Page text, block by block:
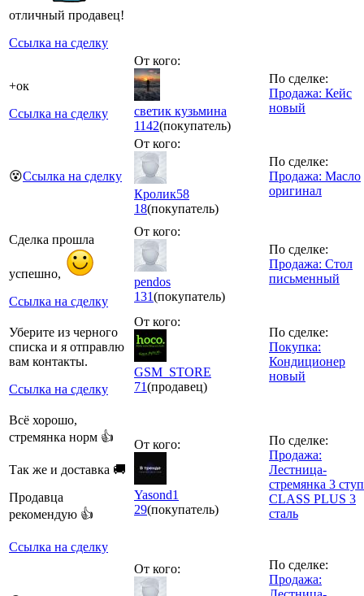
отличный продавец!
Ссылка на сделку
+ок
Ссылка на сделку
От кого:
светик кузьмина
1142(покупатель)
По сделке:
Продажа: Кейс
новый
😵Ссылка на сделку
От кого:
Кролик58
18(покупатель)
По сделке:
Продажа: Масло
оригинал
Сделка прошла
успешно,
Ссылка на сделку
От кого:
pendos
131(покупатель)
По сделке:
Продажа: Стол
письменный
Уберите из черного
списка и я отправлю
вам контакты.
Ссылка на сделку
От кого:
GSM_STORE
71(продавец)
По сделке:
Покупка:
Кондиционер
новый
Всё хорошо,
стремянка норм 👍
Так же и доставка 🚚
Продавца
рекомендую 👍
Ссылка на сделку
От кого:
Yasond1
29(покупатель)
По сделке:
Продажа:
Лестница-
стремянка 3
CLASS PLUS 3
сталь
От кого:
По сделке:
Продажа: